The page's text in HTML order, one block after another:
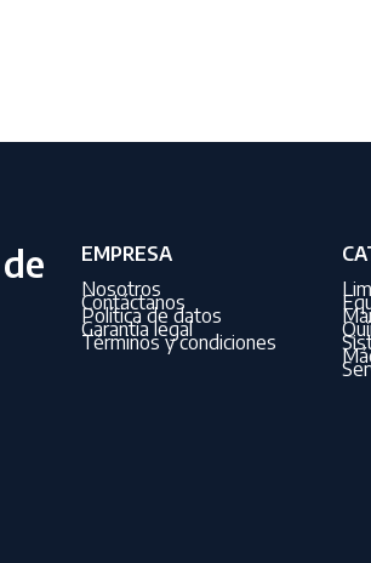
EMPRESA
Nosotros
Contáctanos
Política de datos
Garantía legal
Términos y condiciones